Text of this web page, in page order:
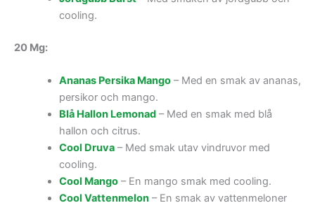
cooling.
20 Mg:
Ananas Persika Mango– Med en smak av ananas,
persikor och mango.
Blå Hallon Lemonad– Med en smak med blå
hallon och citrus.
Cool Druva – Med smak utav vindruvor med
cooling.
Cool Mango– En mango smak med cooling.
Cool Vattenmelon– En smak av vattenmeloner